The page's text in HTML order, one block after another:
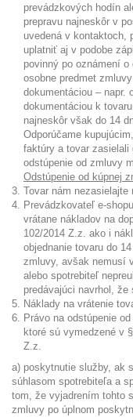
prevádzkových hodín
prepravu najneskôr v
uvedená v kontaktoch,
uplatniť aj v podobe
povinný po oznámení
osobne predmet
dokumentáciou – napr.
dokumentáciou k
najneskôr však do 14
Odporúčame
faktúry a tovar zasielali
odstúpenie od zmluvy
Odstúpenie od kúpnej
Tovar nám nezasielajte
Prevádzkovateľ e-
vrátane nákladov na
102/2014 Z.z. ako i
objednanie tovaru do
zmluvy, avšak nemusí
alebo spotrebiteľ
predávajúci navrhol,
Náklady na vrátenie
Právo na odstúpenie
ktoré sú vymedzené v
Z.z.
a) poskytnutie služby, ak
súhlasom spotrebiteľa a
tom, že vyjadrením tohto
zmluvy po úplnom